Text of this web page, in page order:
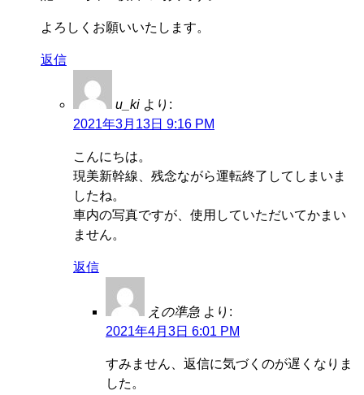
よろしくお願いいたします。
返信
u_ki より:
2021年3月13日 9:16 PM
こんにちは。
現美新幹線、残念ながら運転終了してしまいま
したね。
車内の写真ですが、使用していただいてかまい
ません。
返信
えの準急 より:
2021年4月3日 6:01 PM
すみません、返信に気づくのが遅くなりま
した。